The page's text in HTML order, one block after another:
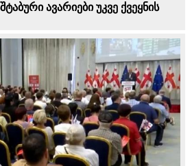
ავარიები უკვე ქვეყნის